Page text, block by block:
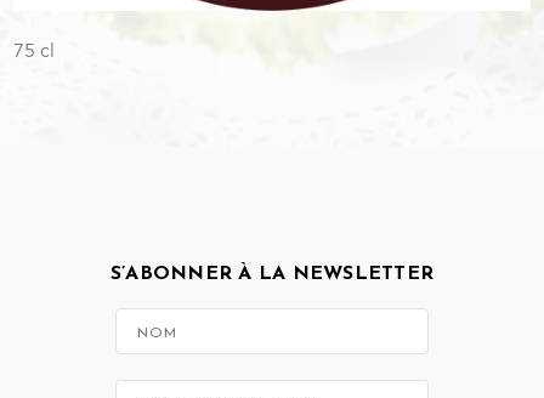
75 cl
S’ABONNER À LA NEWSLETTER